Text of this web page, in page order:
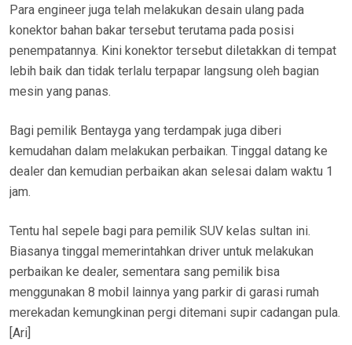
Para engineer juga telah melakukan desain ulang pada
konektor bahan bakar tersebut terutama pada posisi
penempatannya. Kini konektor tersebut diletakkan di tempat
lebih baik dan tidak terlalu terpapar langsung oleh bagian
mesin yang panas.
Bagi pemilik Bentayga yang terdampak juga diberi
kemudahan dalam melakukan perbaikan. Tinggal datang ke
dealer dan kemudian perbaikan akan selesai dalam waktu 1
jam.
Tentu hal sepele bagi para pemilik SUV kelas sultan ini.
Biasanya tinggal memerintahkan driver untuk melakukan
perbaikan ke dealer, sementara sang pemilik bisa
menggunakan 8 mobil lainnya yang parkir di garasi rumah
merekadan kemungkinan pergi ditemani supir cadangan pula.
[Ari]